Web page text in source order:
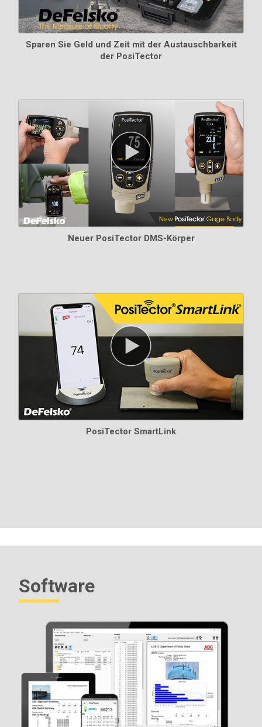
Sparen Sie Geld und Zeit mit der Austauschbarkeit
der PosiTector
Neuer PosiTector DMS-Körper
PosiTector SmartLink
Software